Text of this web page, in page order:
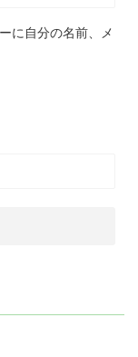
に自分の名前、メ